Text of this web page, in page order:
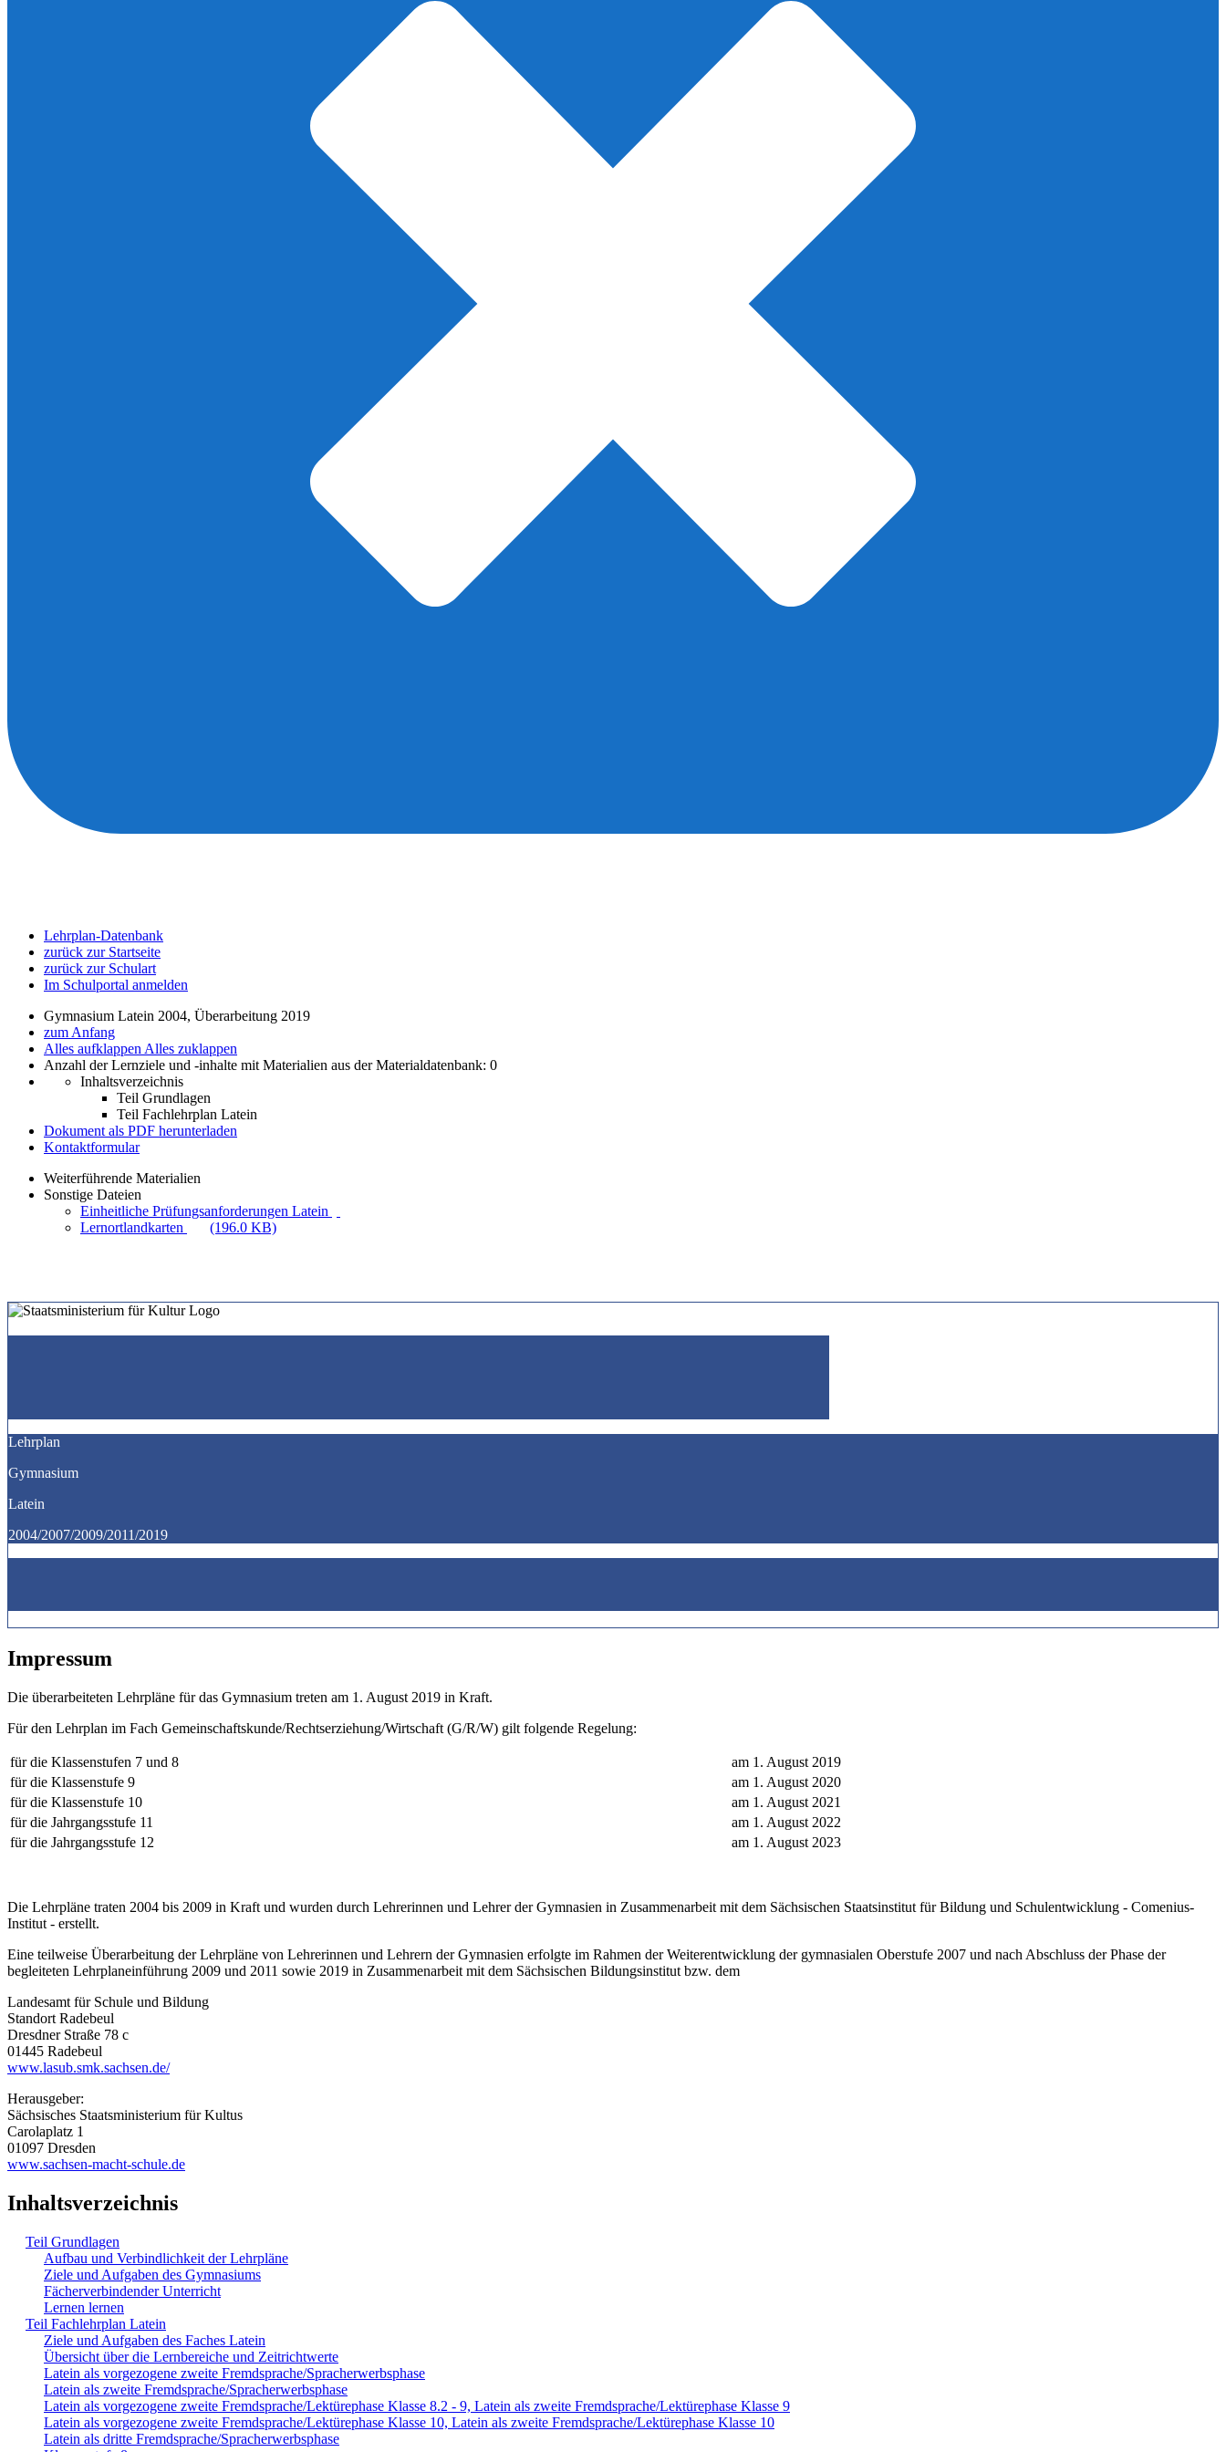
Lehrplan-Datenbank
zurück zur Startseite
zurück zur Schulart
Im Schulportal anmelden
Gymnasium Latein 2004, Überarbeitung 2019
zum Anfang
Alles aufklappen Alles zuklappen
Anzahl der Lernziele und -inhalte mit Materialien aus der Materialdatenbank: 0
Inhaltsverzeichnis
Teil Grundlagen
Teil Fachlehrplan Latein
Dokument als PDF herunterladen
Kontaktformular
Weiterführende Materialien
Sonstige Dateien
Einheitliche Prüfungsanforderungen Latein
Lernortlandkarten
(196.0 KB)
Lehrplan
Gymnasium
Latein
2004/2007/2009/2011/2019
Impressum
Die überarbeiteten Lehrpläne für das Gymnasium treten am 1. August 2019 in Kraft.
Für den Lehrplan im Fach Gemeinschaftskunde/Rechtserziehung/Wirtschaft (G/R/W) gilt folgende Regelung:
für die Klassenstufen 7 und 8
am 1. August 2019
für die Klassenstufe 9
am 1. August 2020
für die Klassenstufe 10
am 1. August 2021
für die Jahrgangsstufe 11
am 1. August 2022
für die Jahrgangsstufe 12
am 1. August 2023
Die Lehrpläne traten 2004 bis 2009 in Kraft und wurden durch Lehrerinnen und Lehrer der Gymnasien in Zusammenarbeit mit dem Sächsischen Staatsinstitut für Bildung und Schulentwicklung - Comenius-
Institut - erstellt.
Eine teilweise Überarbeitung der Lehrpläne von Lehrerinnen und Lehrern der Gymnasien erfolgte im Rahmen der Weiterentwicklung der gymnasialen Oberstufe 2007 und nach Abschluss der Phase der
begleiteten Lehrplaneinführung 2009 und 2011 sowie 2019 in Zusammenarbeit mit dem Sächsischen Bildungsinstitut bzw. dem
Landesamt für Schule und Bildung
Standort Radebeul
Dresdner Straße 78 c
01445 Radebeul
www.lasub.smk.sachsen.de/
Herausgeber:
Sächsisches Staatsministerium für Kultus
Carolaplatz 1
01097 Dresden
www.sachsen-macht-schule.de
Inhaltsverzeichnis
Teil Grundlagen
Aufbau und Verbindlichkeit der Lehrpläne
Ziele und Aufgaben des Gymnasiums
Fächerverbindender Unterricht
Lernen lernen
Teil Fachlehrplan Latein
Ziele und Aufgaben des Faches Latein
Übersicht über die Lernbereiche und Zeitrichtwerte
Latein als vorgezogene zweite Fremdsprache/Spracherwerbsphase
Latein als zweite Fremdsprache/Spracherwerbsphase
Latein als vorgezogene zweite Fremdsprache/Lektürephase Klasse 8.2 - 9, Latein als zweite Fremdsprache/Lektürephase Klasse 9
Latein als vorgezogene zweite Fremdsprache/Lektürephase Klasse 10, Latein als zweite Fremdsprache/Lektürephase Klasse 10
Latein als dritte Fremdsprache/Spracherwerbsphase